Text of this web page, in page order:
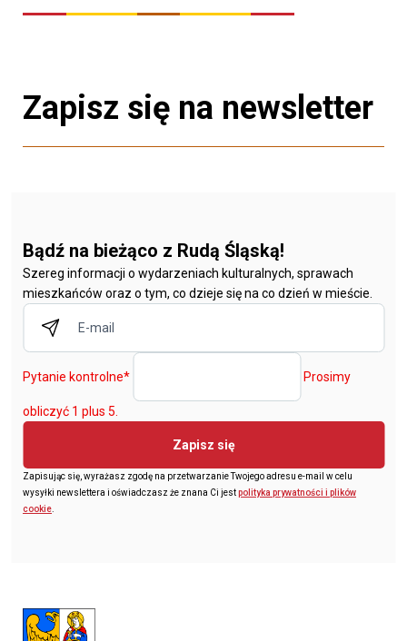
Zapisz się na newsletter
Bądź na bieżąco z Rudą Śląską!
Szereg informacji o wydarzeniach kulturalnych, sprawach
mieszkańców oraz o tym, co dzieje się na co dzień w mieście.
Pytanie kontrolne* Prosimy
obliczyć 1 plus 5.
Zapisz się
Zapisując się, wyrażasz zgodę na przetwarzanie Twojego adresu e-mail w celu
wysyłki newslettera i oświadczasz że znana Ci jestpolityka prywatności i plików
cookie